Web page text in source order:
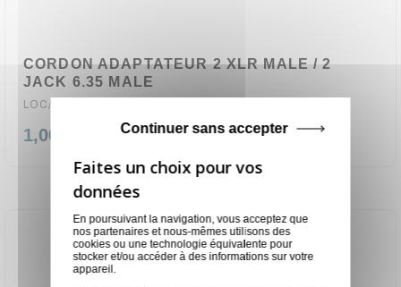
CORDON ADAPTATEUR 2 XLR MALE / 2
JACK 6.35 MALE
LOC/CO-2XLRM/2J6M
1,00 €
En poursuivant la navigation, vous acceptez que
nos partenaires et nous-mêmes utilisons des
cookies ou une technologie équivalente pour
stocker et/ou accéder à des informations sur votre
appareil.
Continuer sans accepter